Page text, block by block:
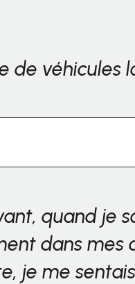
de véhicules
quand je
dans mes
je me sentais